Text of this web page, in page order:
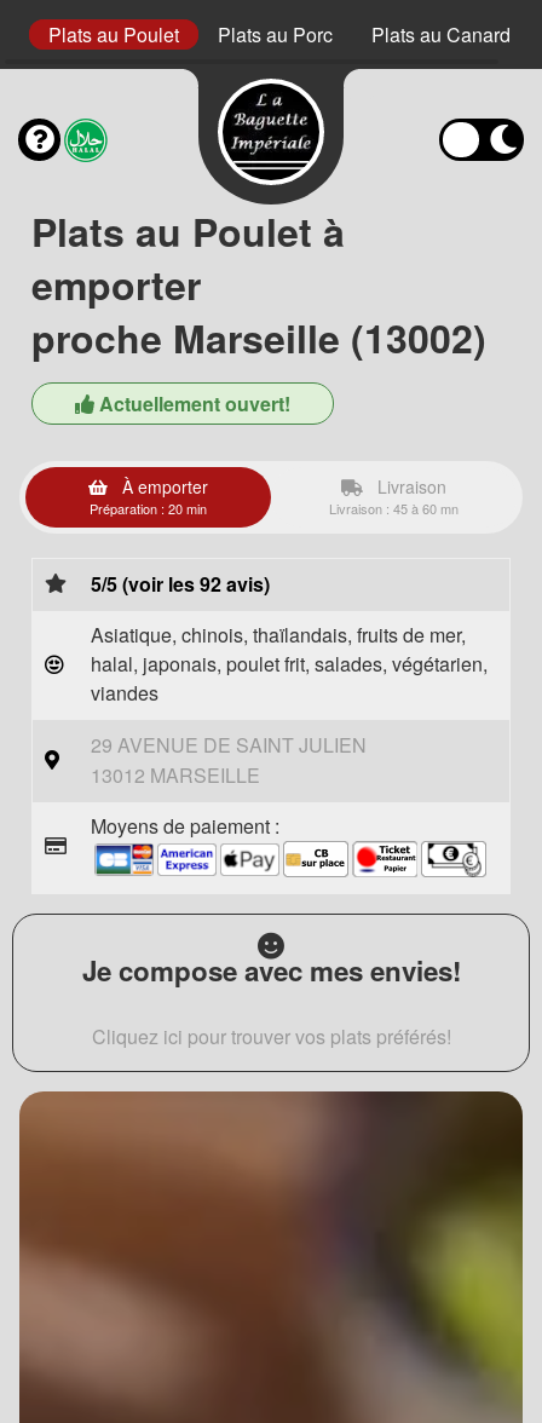
Plats au Poulet Plats au Porc Plats au Canard
Plats au Poulet à
emporter
proche Marseille (13002)
Actuellement ouvert!
À emporter
Préparation : 20 min
Livraison
Livraison : 45 à 60 mn
5/5 (voir les 92 avis)
Asiatique, chinois, thaïlandais, fruits de mer,
halal, japonais, poulet frit, salades, végétarien,
viandes
29 AVENUE DE SAINT JULIEN
13012 MARSEILLE
Moyens de paiement :
Je compose avec mes envies!
Cliquez ici pour trouver vos plats préférés!